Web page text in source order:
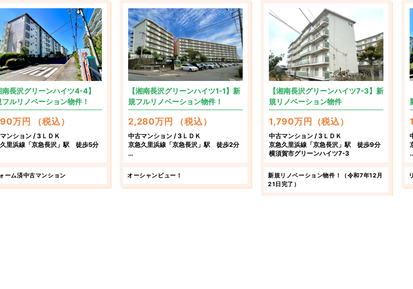
長沢グリーンハイツ4-4】
ルリノベーション物件！
万円 （税込）
ンション / 3ＬＤＫ
里浜線「京急長沢」駅 徒歩5分
ーム済中古マンション
【湘南長沢グリーンハイツ1-1】新
規フルリノベーション物件！
2,280万円 （税込）
中古マンション / 3ＬＤＫ
京急久里浜線「京急長沢」駅 徒歩2分
オーシャンビュー！
【湘南長沢グリーンハイツ7-3】新
規リノベーション物件
1,790万円（税込）
中古マンション / 3ＬＤＫ
京急久里浜線「京急長沢」駅 徒歩9分
横須賀市グリーンハイツ7-3
新規リノベーション物件！（令和7年12月
21日完了）